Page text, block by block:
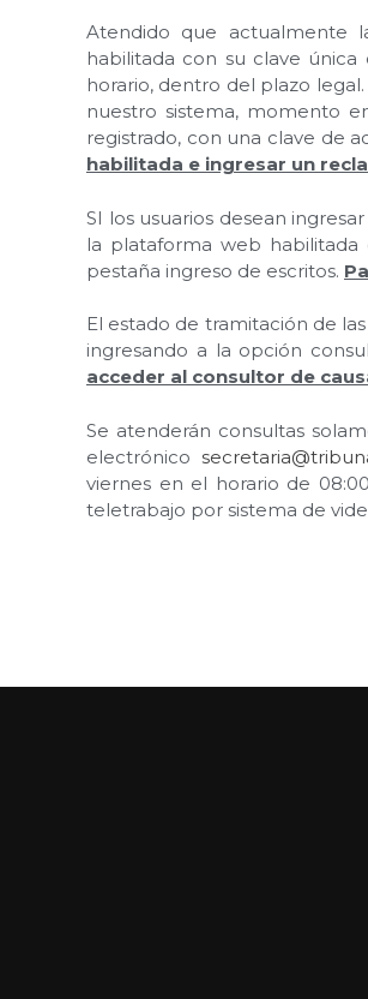
Atendido que actualmente
habilitada con su clave
horario, dentro del plazo
nuestro sistema, momento
registrado, con una clave de
habilitada e ingresar un
SI los usuarios desean
la plataforma web
pestaña ingreso de escritos.
El estado de tramitación de
ingresando a la opción
acceder al consultor de
Se atenderán consultas
electrónico
viernes en el horario de
teletrabajo por sistema de